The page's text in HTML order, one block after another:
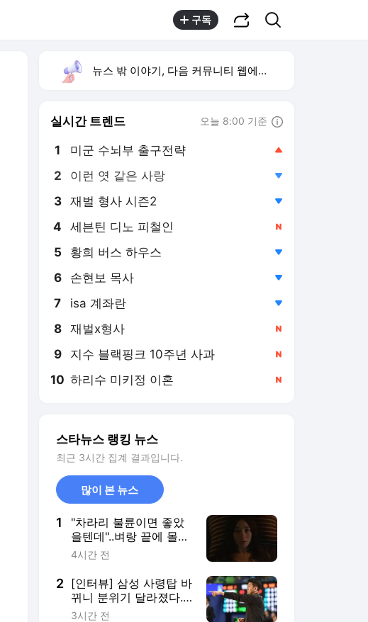
구독
뉴스 밖 이야기, 다음 커뮤니티 웹에서 보기
실시간 트렌드 오늘 8:00 기준
1 미군 수뇌부 출구전략
2 이런 엿 같은 사랑
3 재벌 형사 시즌2
4 세븐틴 디노 피철인
5 황희 버스 하우스
6 손현보 목사
7 isa 계좌란
8 재벌x형사
9 지수 블랙핑크 10주년 사과
10 하리수 미키정 이혼
스타뉴스 랭킹 뉴스
최근 3시간 집계 결과입니다.
많이 본 뉴스
1
"차라리 불륜이면 좋았
을텐데"..벼랑 끝에 몰려
도 김혜수는 김혜수 [지
4시간 전
2 [인터뷰] 삼성 사령탑 바
뀌니 분위기 달라졌다...
김상식 감독 "선수들 의
3시간 전